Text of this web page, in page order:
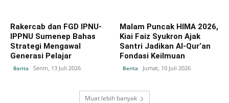
Rakercab dan FGD IPNU-
IPPNU Sumenep Bahas
Strategi Mengawal
Generasi Pelajar
Berita Senin, 13 Juli 2026
Malam Puncak HIMA 2026,
Kiai Faiz Syukron Ajak
Santri Jadikan Al-Qur’an
Fondasi Keilmuan
Berita Jumat, 10 Juli 2026
Muat lebih banyak